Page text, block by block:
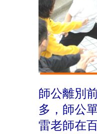
師公離別
多，師公
雷老師在